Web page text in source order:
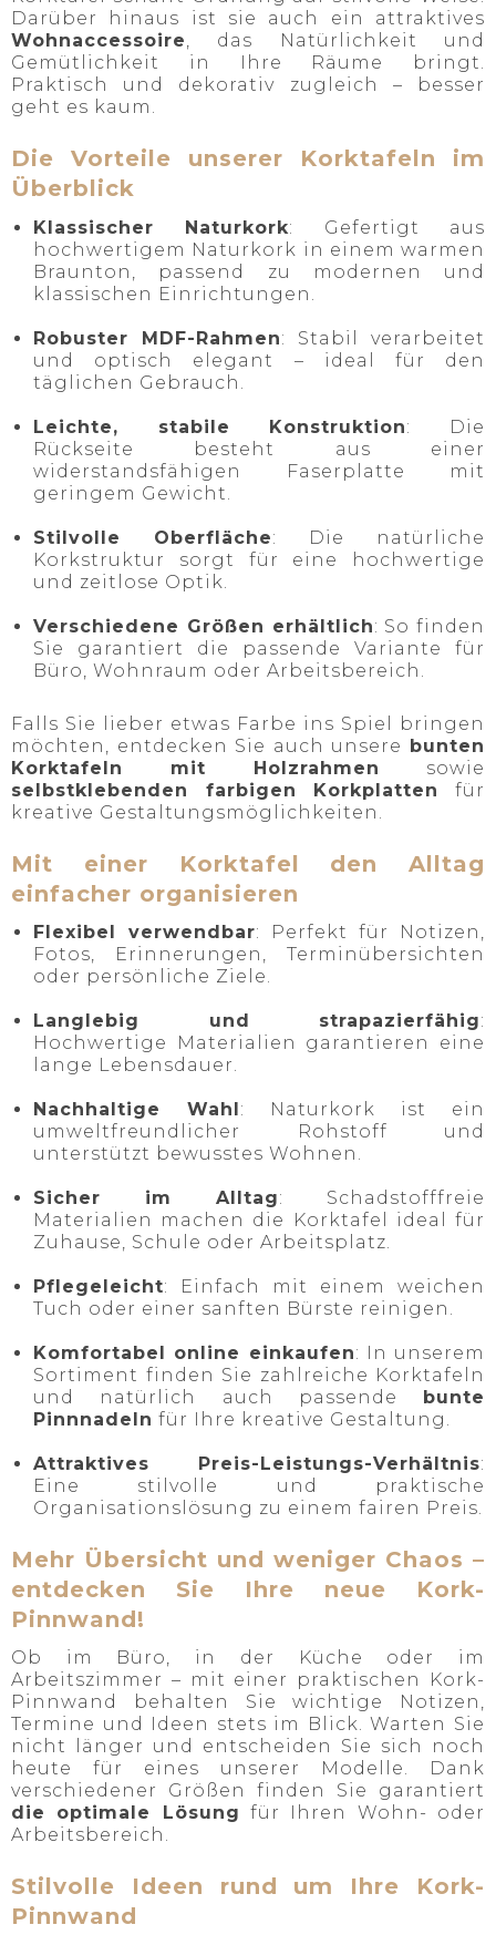
Darüber hinaus ist sie auch ein attraktives
Wohnaccessoire, das Natürlichkeit und
Gemütlichkeit in Ihre Räume bringt.
Praktisch und dekorativ zugleich – besser
geht es kaum.
Die Vorteile unserer Korktafeln im
Überblick
Klassischer Naturkork: Gefertigt aus
hochwertigem Naturkork in einem warmen
Braunton, passend zu modernen und
klassischen Einrichtungen.
Robuster MDF-Rahmen: Stabil verarbeitet
und optisch elegant – ideal für den
täglichen Gebrauch.
Leichte, stabile Konstruktion: Die
Rückseite besteht aus einer
widerstandsfähigen Faserplatte mit
geringem Gewicht.
Stilvolle Oberfläche: Die natürliche
Korkstruktur sorgt für eine hochwertige
und zeitlose Optik.
Verschiedene Größen erhältlich: So finden
Sie garantiert die passende Variante für
Büro, Wohnraum oder Arbeitsbereich.
Falls Sie lieber etwas Farbe ins Spiel bringen
möchten, entdecken Sie auch unsere bunten
Korktafeln mit Holzrahmen
sowie
selbstklebenden farbigen Korkplatten
für
kreative Gestaltungsmöglichkeiten.
Mit einer Korktafel den Alltag
einfacher organisieren
Flexibel verwendbar: Perfekt für Notizen,
Fotos, Erinnerungen, Terminübersichten
oder persönliche Ziele.
Langlebig und strapazierfähig:
Hochwertige Materialien garantieren eine
lange Lebensdauer.
Nachhaltige Wahl: Naturkork ist ein
umweltfreundlicher Rohstoff und
unterstützt bewusstes Wohnen.
Sicher im Alltag: Schadstofffreie
Materialien machen die Korktafel ideal für
Zuhause, Schule oder Arbeitsplatz.
Pflegeleicht: Einfach mit einem weichen
Tuch oder einer sanften Bürste reinigen.
Komfortabel online einkaufen: In unserem
Sortiment finden Sie zahlreiche Korktafeln
und natürlich auch passende bunte
Pinnnadeln für Ihre kreative Gestaltung.
Attraktives Preis-Leistungs-Verhältnis:
Eine stilvolle und praktische
Organisationslösung zu einem fairen Preis.
Mehr Übersicht und weniger Chaos –
entdecken Sie Ihre neue Kork-
Pinnwand!
Ob im Büro, in der Küche oder im
Arbeitszimmer – mit einer praktischen Kork-
Pinnwand behalten Sie wichtige Notizen,
Termine und Ideen stets im Blick. Warten Sie
nicht länger und entscheiden Sie sich noch
heute für eines unserer Modelle. Dank
verschiedener Größen finden Sie garantiert
die optimale Lösung für Ihren Wohn- oder
Arbeitsbereich.
Stilvolle Ideen rund um Ihre Kork-
Pinnwand